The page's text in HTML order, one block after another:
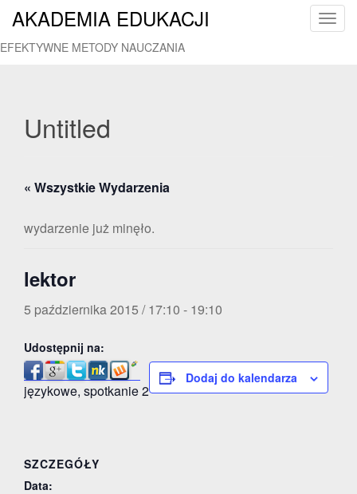
T
AKADEMIA EDUKACJI
EFEKTYWNE METODY NAUCZANIA
Untitled
« Wszystkie Wydarzenia
wydarzenie już minęło.
lektor
5 października 2015 / 17:10 - 19:10
Udostępnij na:
językowe, spotkanie 2
Dodaj do kalendarza
SZCZEGÓŁY
Data: